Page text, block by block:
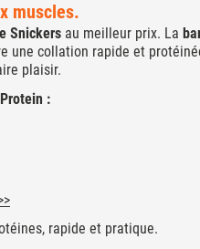
muscles.
Snickers au meilleur prix. La
une collation rapide et
plaisir.
:
rapide et pratique.